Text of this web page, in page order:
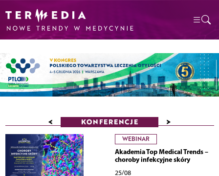
< KONFERENCJE >
WEBINAR
Akademia Top Medical Trends –
choroby infekcyjne skóry
25/08